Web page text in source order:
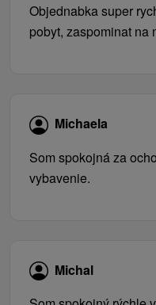
Objednabka super
pobyt, zaspominat na
Michaela
Som spokojná za
vybavenie.
Michal